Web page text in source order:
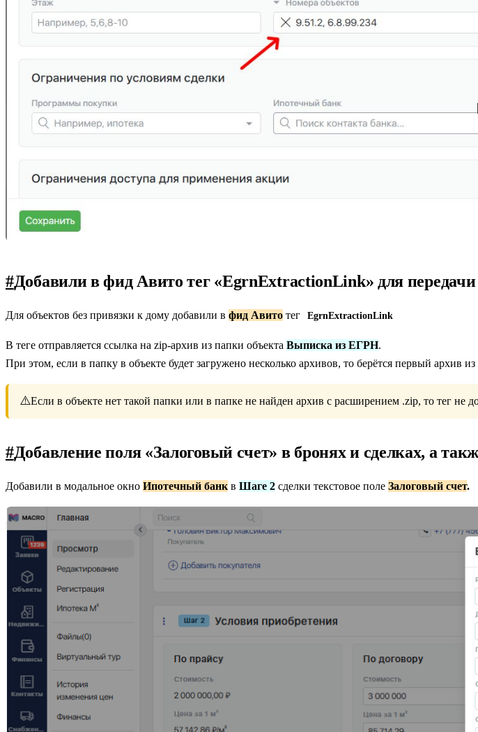
#Добавили в фид Авито тег «EgrnExtractionLink» для
Для объектов без привязки к дому добавили в фид Авито тег EgrnExtractionLink
В теге отправляется ссылка на zip-архив из папки объекта Выписка из ЕГРН.
При этом, если в папку в объекте будет загружено несколько архивов, то берётся первый архив из
⚠️Если в объекте нет такой папки или в папке не найден архив с расширением .zip, то тег не
#Добавление поля «Залоговый счет» в бронях и сделках, а
Добавили в модальное окно Ипотечный банк в Шаге 2 сделки текстовое поле Залоговый счет.